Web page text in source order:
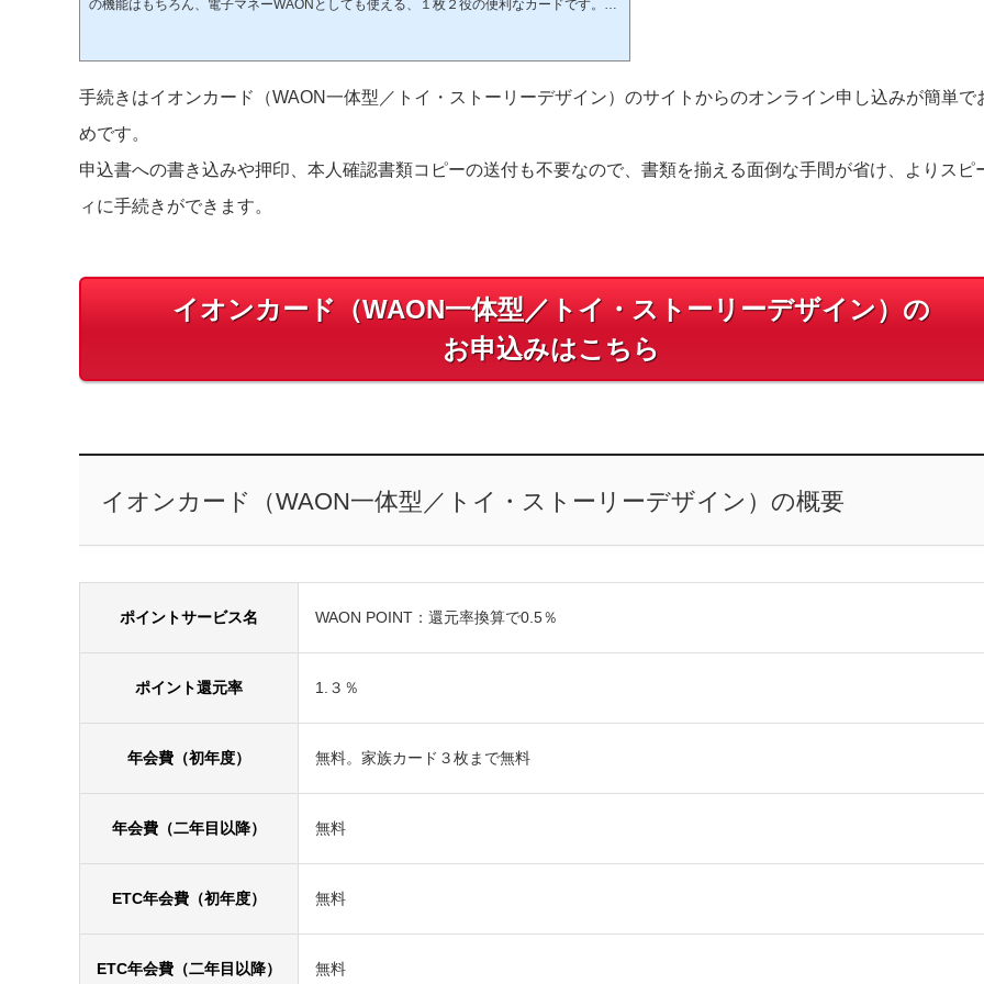
の機能はもちろん、電子マネーWAONとしても使える、１枚２役の便利なカードです。入
割引も盛りだくさんな５つの特典イオングループでWAON POINTいつでも２倍！全国のイ
店舗でこのカードを利用...
手続きはイオンカード（WAON一体型／トイ・ストーリーデザイン）のサイトからのオンライン申し込みが簡単で
めです。
申込書への書き込みや押印、本人確認書類コピーの送付も不要なので、書類を揃える面倒な手間が省け、よりスピ
ィに手続きができます。
イオンカード（WAON一体型／トイ・ストーリーデザイン）の
お申込みはこちら
イオンカード（WAON一体型／トイ・ストーリーデザイン）の概要
ポイントサービス名 WAON POINT：還元率換算で0.5％
ポイント還元率 1.３％
年会費（初年度） 無料。家族カード３枚まで無料
年会費（二年目以降） 無料
ETC年会費（初年度） 無料
ETC年会費（二年目以降） 無料